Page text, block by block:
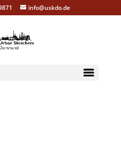
info@uskdo.de